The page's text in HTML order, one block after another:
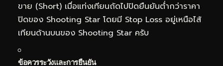
ขาย (Short) เมื่อแท่งเทียนถัดไปปิดยืนยันต่ำกว่าราคา
ปิดของ Shooting Star โดยมี Stop Loss อยู่เหนือไส้
เทียนด้านบนของ Shooting Star ครับ
ข้อควรระวังและการยืนยัน